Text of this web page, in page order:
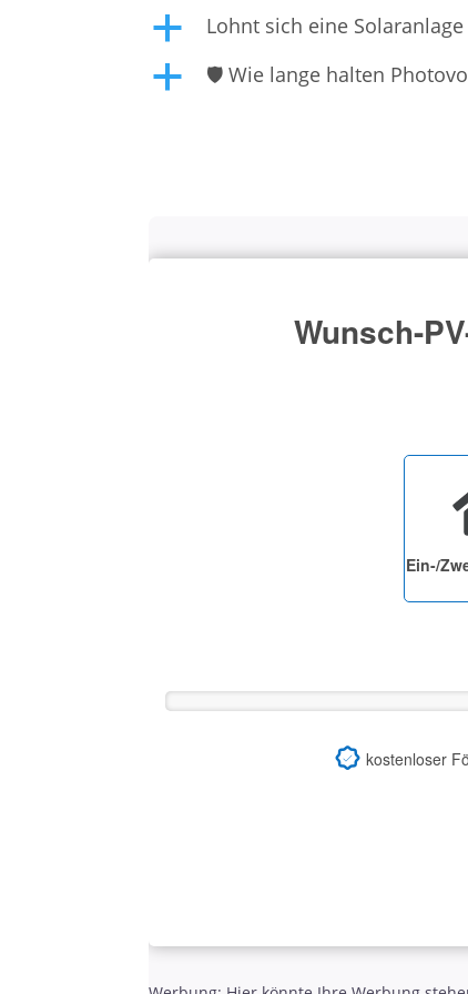
a Lohnt sich eine
a 🛡️ Wie lange halten
Wunsch-
Ein-/
kostenloser